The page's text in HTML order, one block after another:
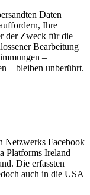
Daten
Ihre
der Zweck für die
Bearbeitung
–
– bleiben unberührt.
Netzwerks Facebook
Platforms Ireland
Die erfassten
auch in die USA